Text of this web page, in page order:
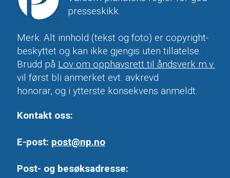
presseskikk.
Merk: Alt innhold (tekst og foto) er copyright-
beskyttet og kan ikke gjengis uten tillatelse.
Brudd på Lov om opphavsrett til åndsverk m.v.
vil først bli anmerket evt. avkrevd
honorar, og i ytterste konsekvens anmeldt.
Kontakt oss:
E-post: post@np.no
Post- og besøksadresse: